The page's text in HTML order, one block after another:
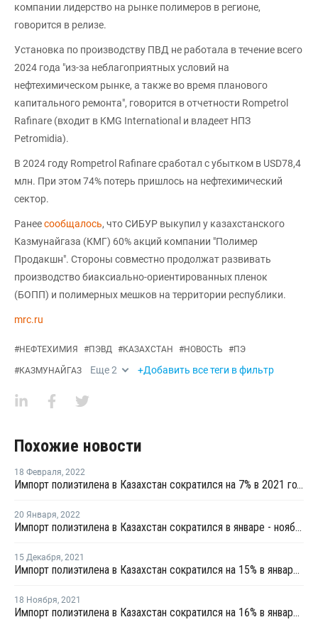
компании лидерство на рынке полимеров в регионе,
говорится в релизе.
Установка по производству ПВД не работала в течение всего
2024 года "из-за неблагоприятных условий на
нефтехимическом рынке, а также во время планового
капитального ремонта", говорится в отчетности Rompetrol
Rafinare (входит в KMG International и владеет НПЗ
Petromidia).
В 2024 году Rompetrol Rafinare сработал с убытком в USD78,4
млн. При этом 74% потерь пришлось на нефтехимический
сектор.
Ранеесообщалось, что СИБУР выкупил у казахстанского
Казмунайгаза (КМГ) 60% акций компании "Полимер
Продакшн". Стороны совместно продолжат развивать
производство биаксиально-ориентированных пленок
(БОПП) и полимерных мешков на территории республики.
mrc.ru
#НЕФТЕХИМИЯ #ПЭВД #КАЗАХСТАН #НОВОСТЬ #ПЭ
#КАЗМУНАЙГАЗ Еще2 +Добавить все теги в фильтр
Похожие новости
18 Февраля, 2022
Импорт полиэтилена в Казахстан сократился на 7% в 2021 году
20 Января, 2022
Импорт полиэтилена в Казахстан сократился в январе - ноябре на 9%
15 Декабря, 2021
Импорт полиэтилена в Казахстан сократился на 15% в январе - октябре
18 Ноября, 2021
Импорт полиэтилена в Казахстан сократился на 16% в январе - сентябре